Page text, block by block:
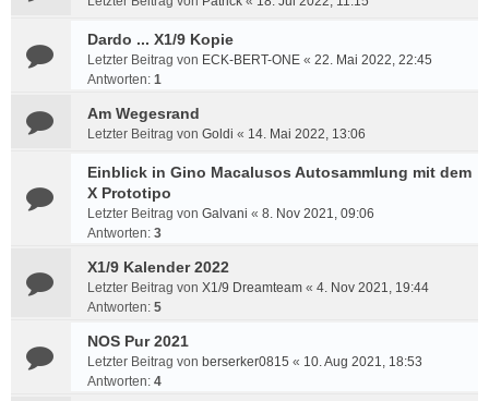
Dardo ... X1/9 Kopie
Letzter Beitrag von ECK-BERT-ONE « 22. Mai 2022, 22:45
Antworten: 1
Am Wegesrand
Letzter Beitrag von Goldi « 14. Mai 2022, 13:06
Einblick in Gino Macalusos Autosammlung mit dem
X Prototipo
Letzter Beitrag von Galvani « 8. Nov 2021, 09:06
Antworten: 3
X1/9 Kalender 2022
Letzter Beitrag von X1/9 Dreamteam « 4. Nov 2021, 19:44
Antworten: 5
NOS Pur 2021
Letzter Beitrag von berserker0815 « 10. Aug 2021, 18:53
Antworten: 4